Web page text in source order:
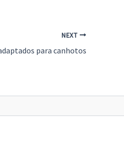
NEXT
para canhotos